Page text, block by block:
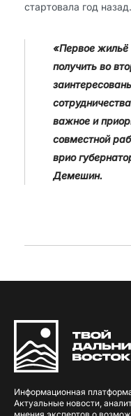
стартовала год назад.
«Первое жильё
получить во
важное и
совместной
врио
Демешин.
Информационная
Актуальные новости,